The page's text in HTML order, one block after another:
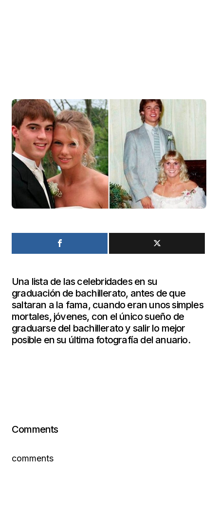
Una lista de las celebridades en su
graduación de bachillerato, antes de que
saltaran a la fama, cuando eran unos simples
mortales, jóvenes, con el único sueño de
graduarse del bachillerato y salir lo mejor
posible en su última fotografía del anuario.
Comments
comments